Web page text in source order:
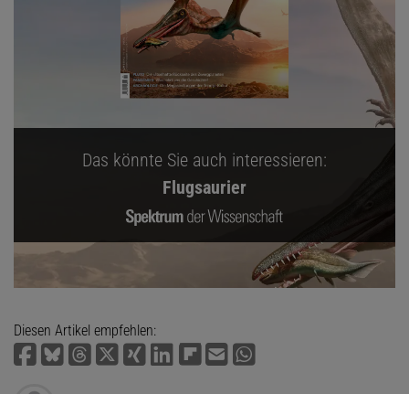
Das könnte Sie auch interessieren:
Flugsaurier
Diesen Artikel empfehlen: